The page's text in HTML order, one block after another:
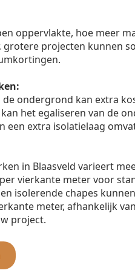
oppervlakte, hoe meer
grotere projecten kunnen
ondergrond kan extra
het egaliseren van de
een extra isolatielaag
in Blaasveld varieert
vierkante meter voor
isolerende chapes
meter, afhankelijk
project.